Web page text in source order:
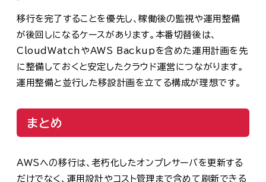
移行を完了することを優先し、稼働後の監視や運用整備
が後回しになるケースがあります。本番切替後は、
CloudWatchやAWS Backupを含めた運用計画を先
に整備しておくと安定したクラウド運営につながります。
運用整備と並行した移設計画を立てる構成が理想です。
まとめ
AWSへの移行は、老朽化したオンプレサーバを更新する
だけでなく、運用設計やコスト管理まで含めて刷新できる